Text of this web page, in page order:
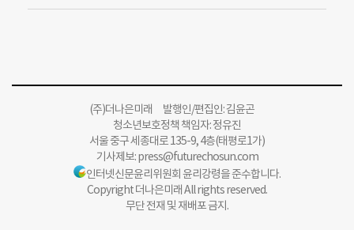
(주)더나은미래 발행인/편집인: 김윤곤
청소년보호정책 책임자: 정유진
서울 중구 세종대로 135-9, 4층(태평로1가)
기사제보:press@futurechosun.com
인터넷신문윤리위원회 윤리강령을 준수합니다.
Copyright 더나은미래 All rights reserved.
무단 전재 및 재배포 금지.